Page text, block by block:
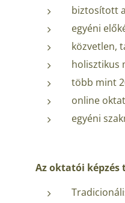
biztosított
egyéni
közvetlen,
holisztikus
több mint
online
egyéni
Az oktatói képzés